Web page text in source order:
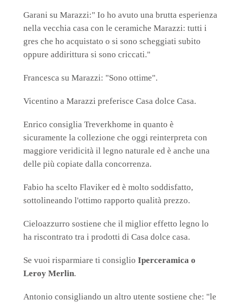
Garani su Marazzi:" Io ho avuto una brutta esperienza
nella vecchia casa con le ceramiche Marazzi: tutti i
gres che ho acquistato o si sono scheggiati subito
oppure addirittura si sono criccati."
Francesca su Marazzi: "Sono ottime".
Vicentino a Marazzi preferisce Casa dolce Casa.
Enrico consiglia Treverkhome in quanto è
sicuramente la collezione che oggi reinterpreta con
maggiore veridicità il legno naturale ed è anche una
delle più copiate dalla concorrenza.
Fabio ha scelto Flaviker ed è molto soddisfatto,
sottolineando l'ottimo rapporto qualità prezzo.
Cieloazzurro sostiene che il miglior effetto legno lo
ha riscontrato tra i prodotti di Casa dolce casa.
Se vuoi risparmiare ti consiglio Iperceramica o
Leroy Merlin.
Antonio consigliando un altro utente sostiene che: "le